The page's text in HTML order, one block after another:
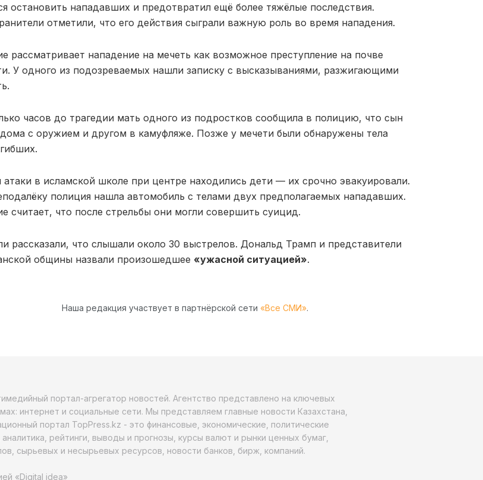
остановить нападавших и предотвратил ещё более тяжёлые последствия.
отметили, что его действия сыграли важную роль во время нападения.
рассматривает нападение на мечеть как возможное преступление на почве
У одного из подозреваемых нашли записку с высказываниями, разжигающими
часов до трагедии мать одного из подростков сообщила в полицию, что сын
дома с оружием и другом в камуфляже. Позже у мечети были обнаружены тела
атаки в исламской школе при центре находились дети — их срочно эвакуировали.
полиция нашла автомобиль с телами двух предполагаемых нападавших.
считает, что после стрельбы они могли совершить суицид.
рассказали, что слышали около 30 выстрелов. Дональд Трамп и представители
общины назвали произошедшее «ужасной ситуацией».
Наша редакция участвует в партнёрской сети «Все СМИ».
портал-агрегатор новостей. Агентство представлено на ключевых
интернет и социальные сети. Мы представляем главные новости Казахстана,
портал TopPress.kz - это финансовые, экономические, политические
аналитика, рейтинги, выводы и прогнозы, курсы валют и рынки ценных бумаг,
сырьевых и несырьевых ресурсов, новости банков, бирж, компаний.
«Digital idea»